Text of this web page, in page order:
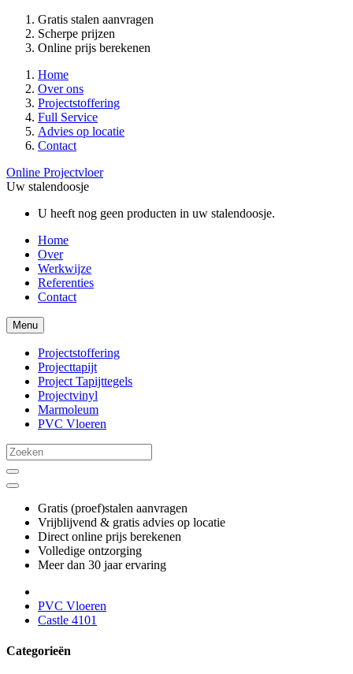
Gratis stalen aanvragen
Scherpe prijzen
Online prijs berekenen
Home
Over ons
Projectstoffering
Full Service
Advies op locatie
Contact
Online Projectvloer
Uw stalendoosje
U heeft nog geen producten in uw stalendoosje.
Home
Over
Werkwijze
Referenties
Contact
Menu
Projectstoffering
Projecttapijt
Project Tapijttegels
Projectvinyl
Marmoleum
PVC Vloeren
Gratis (proef)stalen aanvragen
Vrijblijvend & gratis advies op locatie
Direct online prijs berekenen
Volledige ontzorging
Meer dan 30 jaar ervaring
PVC Vloeren
Castle 4101
Categorieën